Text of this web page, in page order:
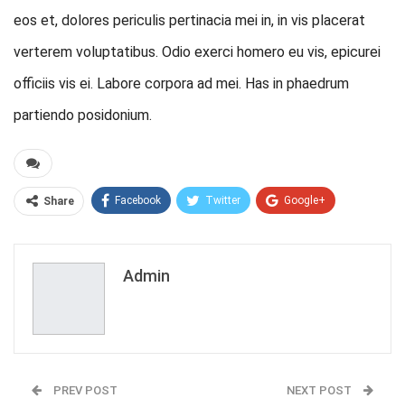
eos et, dolores periculis pertinacia mei in, in vis placerat
verterem voluptatibus. Odio exerci homero eu vis, epicurei
officiis vis ei. Labore corpora ad mei. Has in phaedrum
partiendo posidonium.
Share Facebook Twitter Google+
Admin
PREV POST NEXT POST